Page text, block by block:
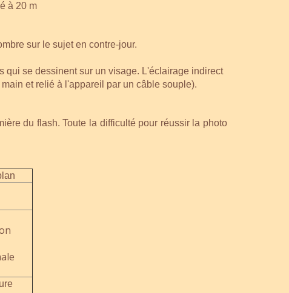
à 20 m
sur le sujet en contre-jour.
qui se dessinent sur un visage. L'éclairage indirect
et relié à l'appareil par un câble souple).
du flash. Toute la difficulté pour réussir la photo